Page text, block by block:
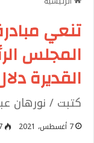
تنعي
المجلس
القديرة
كتبت / نورهان
7 أغسطس، 2021